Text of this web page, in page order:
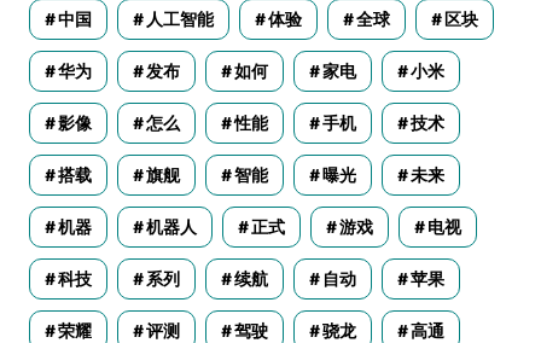
中国 人工智能 体验 全球 区块
华为 发布 如何 家电 小米
影像 怎么 性能 手机 技术
搭载 旗舰 智能 曝光 未来
机器 机器人 正式 游戏 电视
科技 系列 续航 自动 苹果
荣耀 评测 驾驶 骁龙 高通